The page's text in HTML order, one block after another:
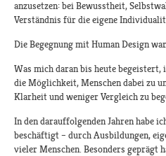
anzusetzen: bei Bewusstheit,
Verständnis für die eigene
Die Begegnung mit Human Design
Was mich daran bis heute
die Möglichkeit, Menschen dabei zu
Klarheit und weniger Vergleich zu
In den darauffolgenden Jahren habe
beschäftigt – durch Ausbildungen,
vieler Menschen. Besonders geprägt